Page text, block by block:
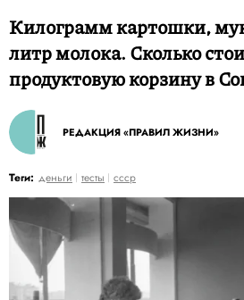
Килограмм картошки,
литр молока. Сколько
продуктовую корзину в
РЕДАКЦИЯ «ПРАВИЛ ЖИЗНИ»
Теги: деньги тесты ссср